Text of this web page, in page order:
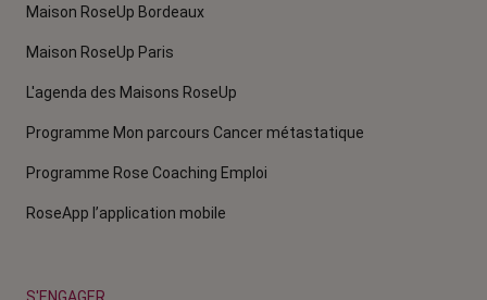
Maison RoseUp Bordeaux
Maison RoseUp Paris
L'agenda des Maisons RoseUp
Programme Mon parcours Cancer métastatique
Programme Rose Coaching Emploi
RoseApp l’application mobile